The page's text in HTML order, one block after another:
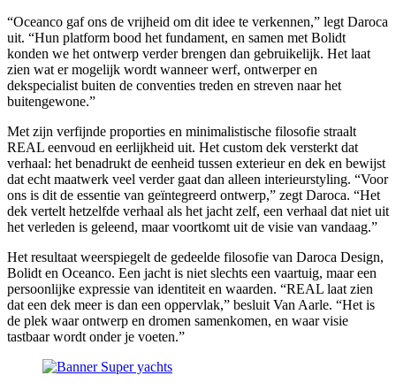
“Oceanco gaf ons de vrijheid om dit idee te verkennen,” legt Daroca
uit. “Hun platform bood het fundament, en samen met Bolidt
konden we het ontwerp verder brengen dan gebruikelijk. Het laat
zien wat er mogelijk wordt wanneer werf, ontwerper en
dekspecialist buiten de conventies treden en streven naar het
buitengewone.”
Met zijn verfijnde proporties en minimalistische filosofie straalt
REAL eenvoud en eerlijkheid uit. Het custom dek versterkt dat
verhaal: het benadrukt de eenheid tussen exterieur en dek en bewijst
dat echt maatwerk veel verder gaat dan alleen interieurstyling. “Voor
ons is dit de essentie van geïntegreerd ontwerp,” zegt Daroca. “Het
dek vertelt hetzelfde verhaal als het jacht zelf, een verhaal dat niet uit
het verleden is geleend, maar voortkomt uit de visie van vandaag.”
Het resultaat weerspiegelt de gedeelde filosofie van Daroca Design,
Bolidt en Oceanco. Een jacht is niet slechts een vaartuig, maar een
persoonlijke expressie van identiteit en waarden. “REAL laat zien
dat een dek meer is dan een oppervlak,” besluit Van Aarle. “Het is
de plek waar ontwerp en dromen samenkomen, en waar visie
tastbaar wordt onder je voeten.”